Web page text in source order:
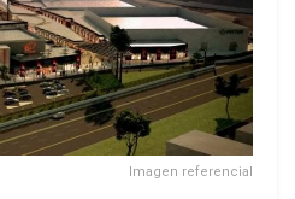
Imagen referencial